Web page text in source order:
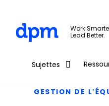
Skip to main content
Work
Lead Better.
Sujettes
GESTION DE